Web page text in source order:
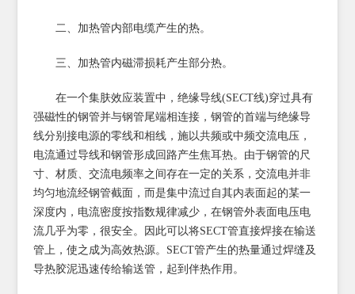
二、加热管内部电缆产生的热。
三、加热管内磁滞损耗产生部分热。
在一个集肤效应装置中，绝缘导线(SECT线)穿过具有
强磁性的钢管并与钢管尾端相连接，钢管的首端与绝缘导
线分别接电源的零线和相线，施以共频或中频交流电压，
电流通过导线和钢管形成回路产生焦耳热。由于钢管的尺
寸、材质、交流电频率之间存在一定的关系，交流电并非
均匀地流经钢管截面，而是集中流过自其内表面起的某一
深度内，电流密度按指数规律减少，在钢管外表面电压电
流几乎为零，很安全。因此可以将SECT管直接焊接在输送
管上，使之成为高效热源。SECT管产生的热量通过焊缝及
导热胶泥迅速传给输送管，起到伴热作用。